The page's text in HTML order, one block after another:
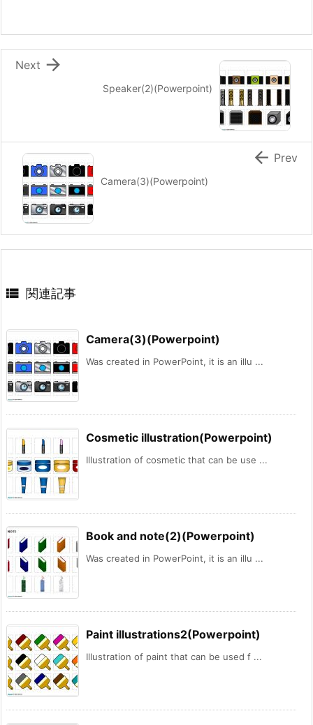
Speaker(2)(Powerpoint)

Next
Camera(3)(Powerpoint)
 Prev
 関連記事
Camera(3)(Powerpoint)
Was created in PowerPoint, it is an illu ...
Cosmetic illustration(Powerpoint)
Illustration of cosmetic that can be use ...
Book and note(2)(Powerpoint)
Was created in PowerPoint, it is an illu ...
Paint illustrations2(Powerpoint)
Illustration of paint that can be used f ...